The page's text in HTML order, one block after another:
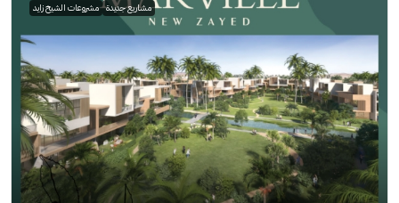
مشاريع جديدة مشروعات الشيخ زايد